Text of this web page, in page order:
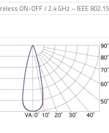
ON-OFF / 2.4 GHz – IEEE